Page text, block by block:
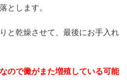
とします。
と乾燥させて、最後にお手入れ
ので黴がまた増殖している可能